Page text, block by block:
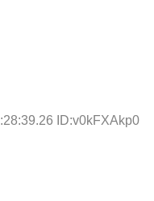
ID:v0kFXAkp0